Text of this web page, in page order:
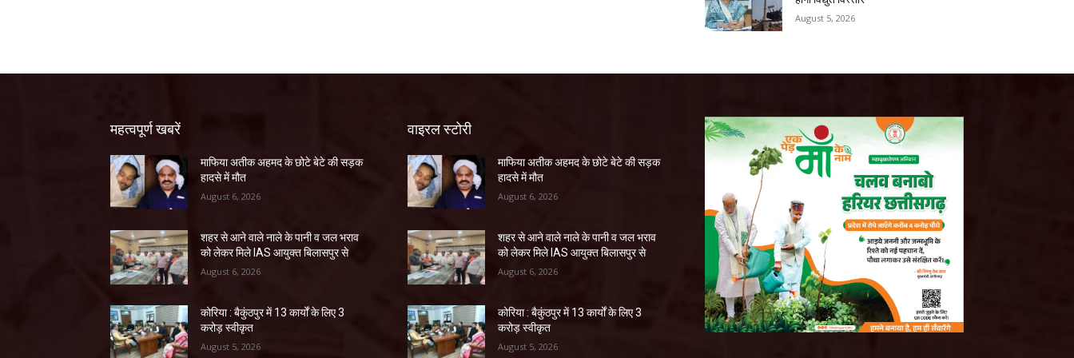
August 5, 2026
महत्वपूर्ण खबरें
माफिया अतीक अहमद के छोटे बेटे की सड़क
हादसे में मौत
August 6, 2026
शहर से आने वाले नाले के पानी व जल भराव
को लेकर मिले IAS आयुक्त बिलासपुर से
August 6, 2026
कोरिया : बैकुंठपुर में 13 कार्यों के लिए 3
करोड़ स्वीकृत
August 5, 2026
वाइरल स्टोरी
माफिया अतीक अहमद के छोटे बेटे की सड़क
हादसे में मौत
August 6, 2026
शहर से आने वाले नाले के पानी व जल भराव
को लेकर मिले IAS आयुक्त बिलासपुर से
August 6, 2026
कोरिया : बैकुंठपुर में 13 कार्यों के लिए 3
करोड़ स्वीकृत
August 5, 2026